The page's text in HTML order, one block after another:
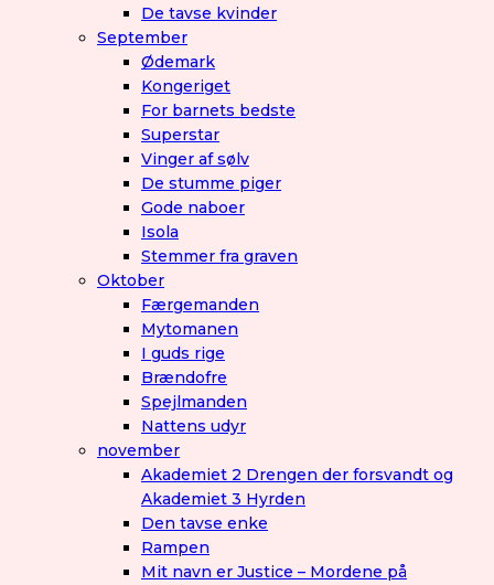
De tavse kvinder
September
Ødemark
Kongeriget
For barnets bedste
Superstar
Vinger af sølv
De stumme piger
Gode naboer
Isola
Stemmer fra graven
Oktober
Færgemanden
Mytomanen
I guds rige
Brændofre
Spejlmanden
Nattens udyr
november
Akademiet 2 Drengen der forsvandt og
Akademiet 3 Hyrden
Den tavse enke
Rampen
Mit navn er Justice – Mordene på